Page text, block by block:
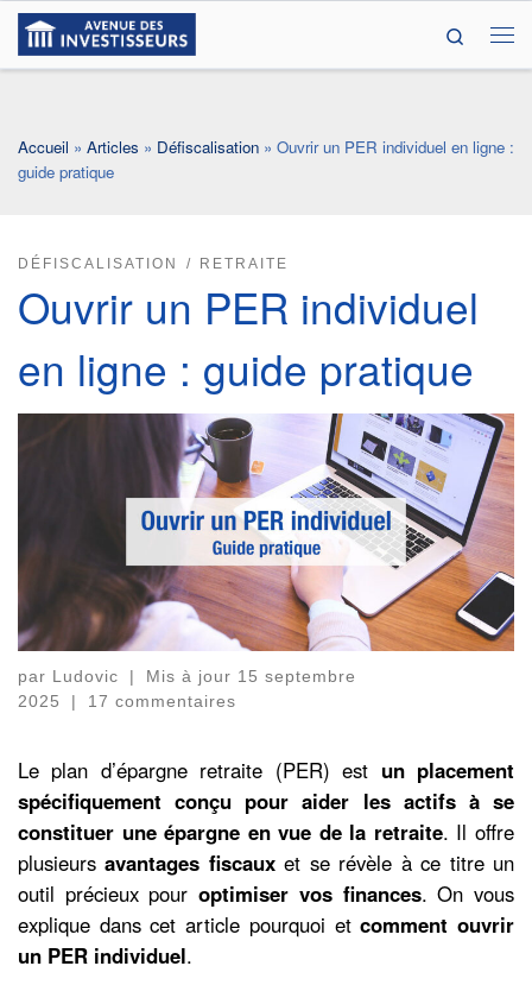
Passer au contenu
Search
Accueil » Articles » Défiscalisation » Ouvrir un PER individuel en ligne :
guide pratique
DÉFISCALISATION RETRAITE
Ouvrir un PER individuel
en ligne : guide pratique
par Ludovic | Mis à jour 15 septembre
2025
| 17 commentaires
Le plan d’épargne retraite (PER) est un placement
spécifiquement conçu pour aider les actifs à se
constituer une épargne en vue de la retraite. Il offre
plusieursavantages fiscauxet se révèle à ce titre un
outil précieux pouroptimiser vos finances. On vous
explique dans cet article pourquoi etcomment ouvrir
un PER individuel.